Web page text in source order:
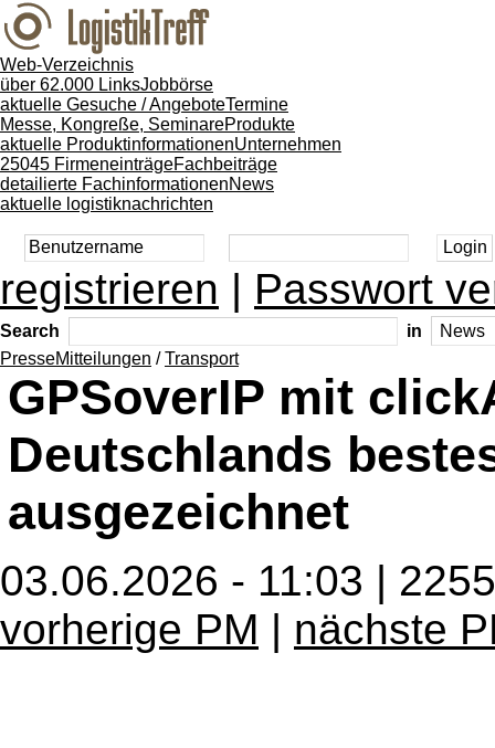
Web-Verzeichnis
über 62.000 LinksJobbörse
aktuelle Gesuche / AngeboteTermine
Messe, Kongreße, SeminareProdukte
aktuelle ProduktinformationenUnternehmen
25045 FirmeneinträgeFachbeiträge
detailierte FachinformationenNews
aktuelle logistiknachrichten
registrieren | Passwort
Search
in
PresseMitteilungen /Transport
GPSoverIP mit
Deutschlands
ausgezeichnet
03.06.2026 - 11:03 |
vorherige PM | nächste